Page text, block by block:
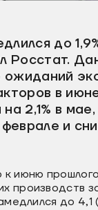
до
Росстат.
в
2,1% в
и
июню
производств
до 4,1